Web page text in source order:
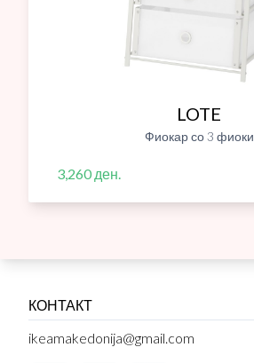
LOTE
Фиокар со 3 фиоки
3,260 ден.
КОНТАКТ
ikeamakedonija@gmail.com